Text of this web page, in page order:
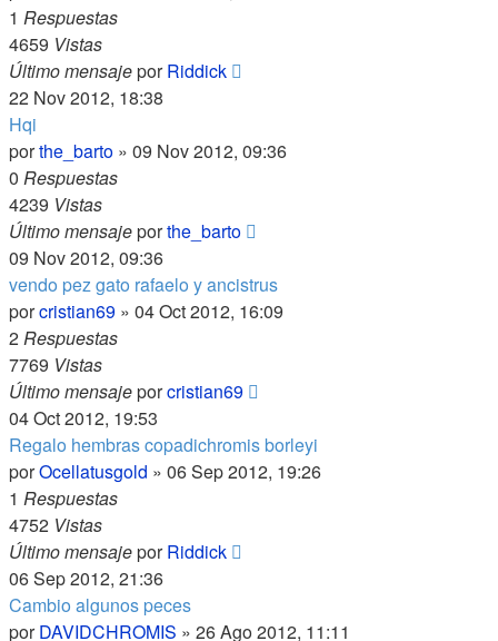
1 Respuestas
4659 Vistas
Último mensajeporRiddick
22 Nov 2012, 18:38
Hqi
porthe_barto » 09 Nov 2012, 09:36
0 Respuestas
4239 Vistas
Último mensajeporthe_barto
09 Nov 2012, 09:36
vendo pez gato rafaelo y ancistrus
porcristian69 » 04 Oct 2012, 16:09
2Respuestas
7769 Vistas
Último mensajeporcristian69
04 Oct 2012, 19:53
Regalo hembras copadichromis borleyi
porOcellatusgold » 06 Sep 2012, 19:26
1 Respuestas
4752 Vistas
Último mensajeporRiddick
06 Sep 2012, 21:36
Cambio algunos peces
porDAVIDCHROMIS » 26 Ago 2012, 11:11